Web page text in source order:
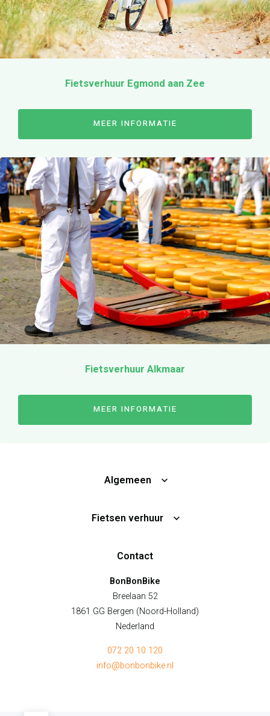
Fietsverhuur Egmond aan Zee
MEER INFORMATIE
Fietsverhuur Alkmaar
MEER INFORMATIE
Algemeen
Fietsen verhuur
Contact
BonBonBike
Breelaan 52
1861 GG Bergen (Noord-Holland)
Nederland
072 20 10 120
info@bonbonbike.nl